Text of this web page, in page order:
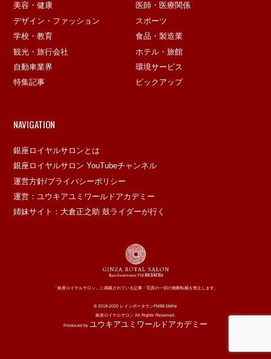
美容・健康
医師・医療関係
デザイン・ファッション
スポーツ
学校・教育
食品・製造業
観光・旅行会社
ホテル・旅館
自動車業界
環境サービス
特集記事
ピックアップ
NAVIGATION
銀座ロイヤルサロンとは
銀座ロイヤルサロン YouTubeチャンネル
運営方針/プライバシーポリシー
運営：ユウキアユミワールドアカデミー
姉妹サイト：大倉正之助 鼓ライダーが行く
「銀座ロイヤルサロン」に掲載されている記事・写真の一切の無断転載を禁止します。
© 2018-2020 レインボータウンFM88.5MHz
銀座ロイヤルサロン All Rights Reserved.
Produced by ユウキアユミワールドアカデミー